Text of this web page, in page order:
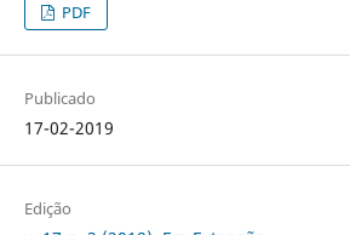
PDF
Publicado
17-02-2019
Edição